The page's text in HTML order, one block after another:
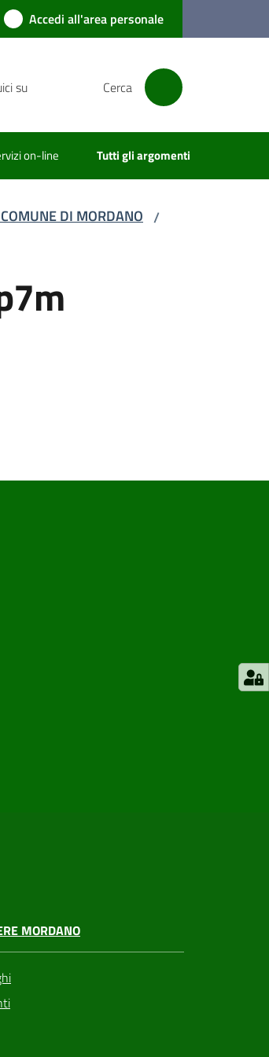
Accedi all'area personale
su Cerca
on-line Tutti gli argomenti
DI MORDANO /
MORDANO